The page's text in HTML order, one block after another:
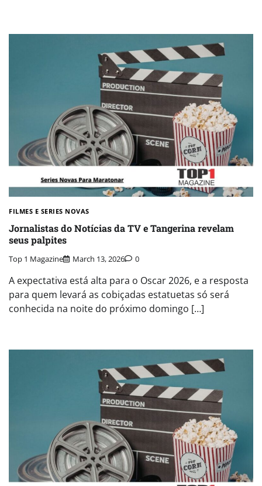
FILMES E SERIES NOVAS​
Jornalistas do Notícias da TV e Tangerina revelam
seus palpites
Top 1 Magazine March 13, 2026 0
A expectativa está alta para o Oscar 2026, e a resposta
para quem levará as cobiçadas estatuetas só será
conhecida na noite do próximo domingo […]